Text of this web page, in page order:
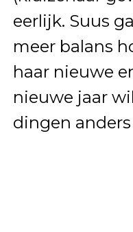
eerlijk. Suus
meer balans
haar nieuwe
nieuwe jaar
dingen